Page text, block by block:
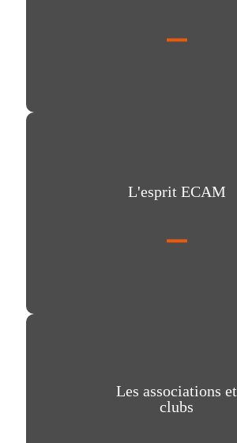
L'esprit ECAM
L'esprit ECAM
Les associations et clubs
Les associations et
clubs